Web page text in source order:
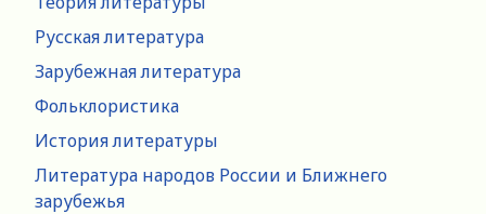
Русская литература
Зарубежная литература
Фольклористика
История литературы
Литература народов России и Ближнего
зарубежья